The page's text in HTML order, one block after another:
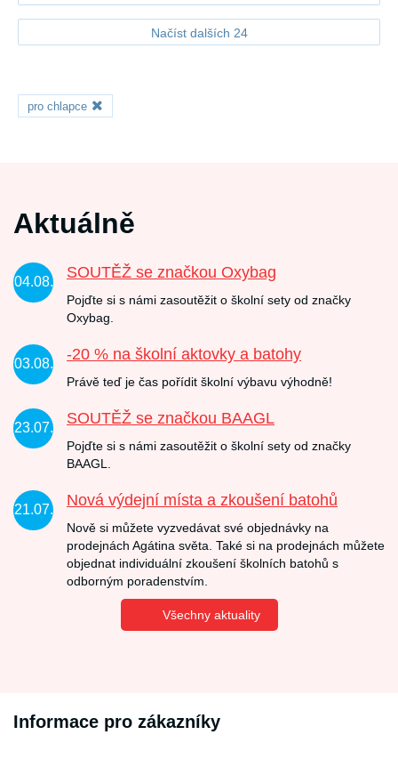
Načíst dalších 24
pro chlapce
Aktuálně
04.08.
SOUTĚŽ se značkou Oxybag
Pojďte si s námi zasoutěžit o školní sety od značky
Oxybag.
03.08.
-20 % na školní aktovky a batohy
Právě teď je čas pořídit školní výbavu výhodně!
23.07.
SOUTĚŽ se značkou BAAGL
Pojďte si s námi zasoutěžit o školní sety od značky
BAAGL.
21.07.
Nová výdejní místa a zkoušení batohů
Nově si můžete vyzvedávat své objednávky na
prodejnách Agátina světa. Také si na prodejnách můžete
objednat individuální zkoušení školních batohů s
odborným poradenstvím.
Všechny aktuality
Informace pro zákazníky